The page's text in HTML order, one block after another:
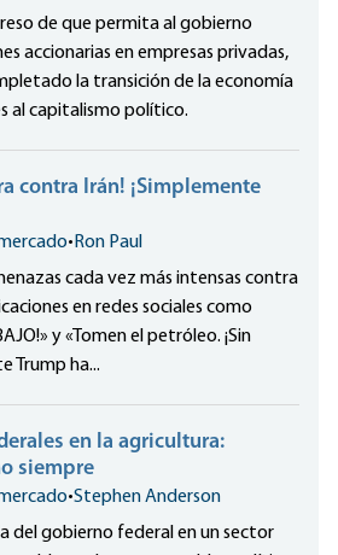
de que permita al gobierno
accionarias en empresas privadas,
la transición de la economía
al capitalismo político.
contra Irán! ¡Simplemente
•Ron Paul
cada vez más intensas contra
en redes sociales como
y «Tomen el petróleo. ¡Sin
Trump ha...
en la agricultura:
siempre
•Stephen Anderson
del gobierno federal en un sector